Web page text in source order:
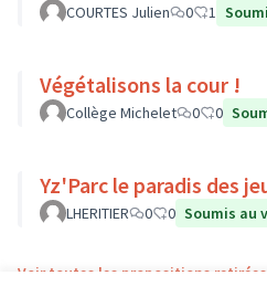
COURTES Julien 0 1
Végétalisons la cour !
Collège Michelet 0 0
Yz'Parc le paradis des
LHERITIER 0 0 Soumis au
Voir toutes les propositions retirées